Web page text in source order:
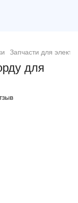
Запчасти для
для